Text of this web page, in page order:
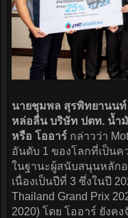
นายชุมพล สุรพิทยานนท์
หล่อลื่น บริษัท ปตท. น้ำ
หรือ โออาร์ กล่าวว่า
อันดับ 1 ของโลกที่เป็น
ในฐานะผู้สนับสนุนหลัก
เนื่องเป็นปีที่ 3 ซึ่งในปี
Thailand Grand Prix
2020) โดย โออาร์ ยังค